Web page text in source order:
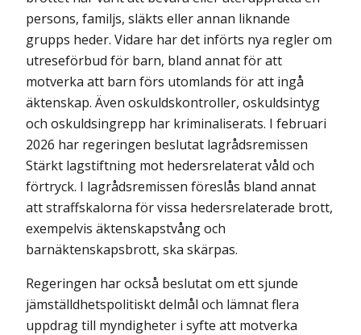
persons, familjs, släkts eller annan liknande
grupps heder. Vidare har det införts nya regler om
utreseförbud för barn, bland annat för att
motverka att barn förs utomlands för att ingå
äktenskap. Även oskuldskontroller, oskuldsintyg
och oskuldsingrepp har kriminaliserats. I februari
2026 har regeringen beslutat lagrådsremissen
Stärkt lagstiftning mot hedersrelaterat våld och
förtryck. I lagrådsremissen föreslås bland annat
att straffskalorna för vissa hedersrelaterade brott,
exempelvis äktenskapstvång och
barnäktenskapsbrott, ska skärpas.
Regeringen har också beslutat om ett sjunde
jämställdhetspolitiskt delmål och lämnat flera
uppdrag till myndigheter i syfte att motverka